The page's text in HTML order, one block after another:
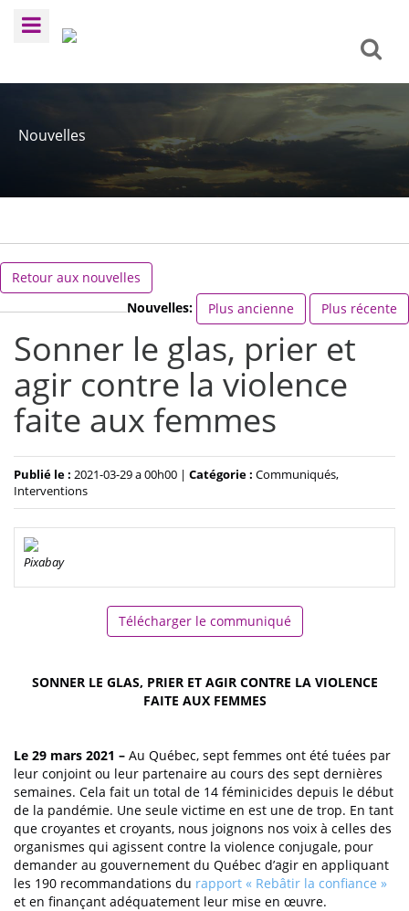
Nouvelles
Retour aux nouvelles
Nouvelles:
Plus ancienne Plus récente
Sonner le glas, prier et
agir contre la violence
faite aux femmes
Publié le : 2021-03-29 a 00h00 | Catégorie : Communiqués,
Interventions
Pixabay
Télécharger le communiqué
SONNER LE GLAS, PRIER ET AGIR CONTRE LA VIOLENCE
FAITE AUX FEMMES
Le 29 mars 2021 – Au Québec, sept femmes ont été tuées par
leur conjoint ou leur partenaire au cours des sept dernières
semaines. Cela fait un total de 14 féminicides depuis le début
de la pandémie. Une seule victime en est une de trop. En tant
que croyantes et croyants, nous joignons nos voix à celles des
organismes qui agissent contre la violence conjugale, pour
demander au gouvernement du Québec d’agir en appliquant
les 190 recommandations du rapport « Rebâtir la confiance »
et en finançant adéquatement leur mise en œuvre.